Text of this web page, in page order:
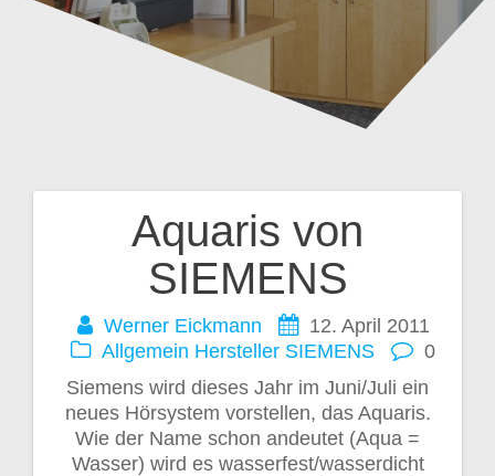
Aquaris von
SIEMENS
Werner Eickmann
12. April 2011
Allgemein Hersteller SIEMENS
0
Siemens wird dieses Jahr im Juni/Juli ein
neues Hörsystem vorstellen, das Aquaris.
Wie der Name schon andeutet (Aqua =
Wasser) wird es wasserfest/wasserdicht
Beitragsnavigation